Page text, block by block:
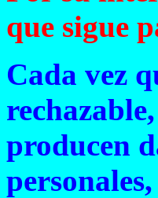
que sigue
Cada vez
producen